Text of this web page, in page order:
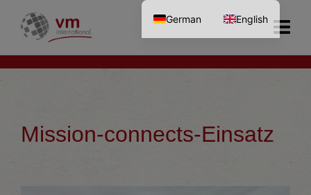
Mission-connects-Einsatz
German English